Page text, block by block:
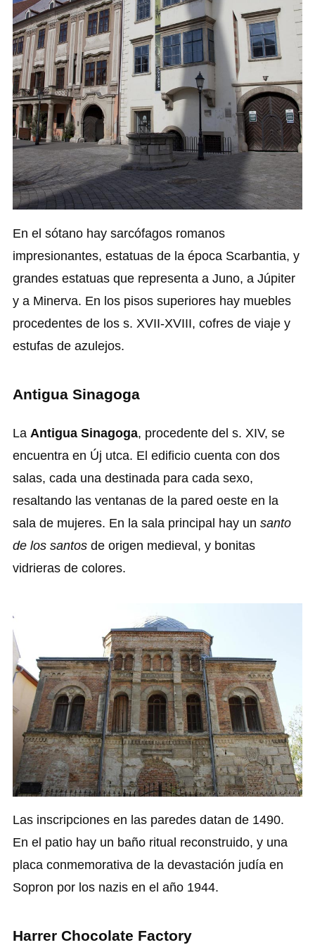
En el sótano hay sarcófagos romanos
impresionantes, estatuas de la época Scarbantia, y
grandes estatuas que representa a Juno, a Júpiter
y a Minerva. En los pisos superiores hay muebles
procedentes de los s. XVII-XVIII, cofres de viaje y
estufas de azulejos.
Antigua Sinagoga
La Antigua Sinagoga, procedente del s. XIV, se
encuentra en Új utca. El edificio cuenta con dos
salas, cada una destinada para cada sexo,
resaltando las ventanas de la pared oeste en la
sala de mujeres. En la sala principal hay un santo
de los santos de origen medieval, y bonitas
vidrieras de colores.
Las inscripciones en las paredes datan de 1490.
En el patio hay un baño ritual reconstruido, y una
placa conmemorativa de la devastación judía en
Sopron por los nazis en el año 1944.
Harrer Chocolate Factory